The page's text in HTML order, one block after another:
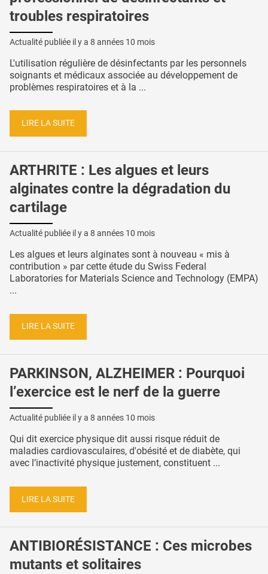
troubles respiratoires
Actualité publiée il y a 8 années 10 mois
L'utilisation régulière de désinfectants par les personnels
soignants et médicaux associée au développement de
problèmes respiratoires et à la ...
LIRE LA SUITE
ARTHRITE : Les algues et leurs
alginates contre la dégradation du
cartilage
Actualité publiée il y a 8 années 10 mois
Les algues et leurs alginates sont à nouveau « mis à
contribution » par cette étude du Swiss Federal
Laboratories for Materials Science and Technology (EMPA)
...
LIRE LA SUITE
PARKINSON, ALZHEIMER : Pourquoi
l’exercice est le nerf de la guerre
Actualité publiée il y a 8 années 10 mois
Qui dit exercice physique dit aussi risque réduit de
maladies cardiovasculaires, d'obésité et de diabète, qui
avec l’inactivité physique justement, constituent ...
LIRE LA SUITE
ANTIBIORÉSISTANCE : Ces microbes
mutants et solitaires